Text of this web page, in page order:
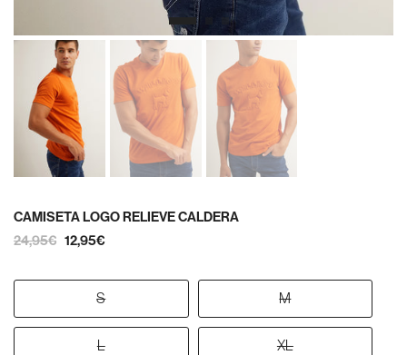
CAMISETA LOGO RELIEVE CALDERA
24,95€ 12,95€
S M
L XL